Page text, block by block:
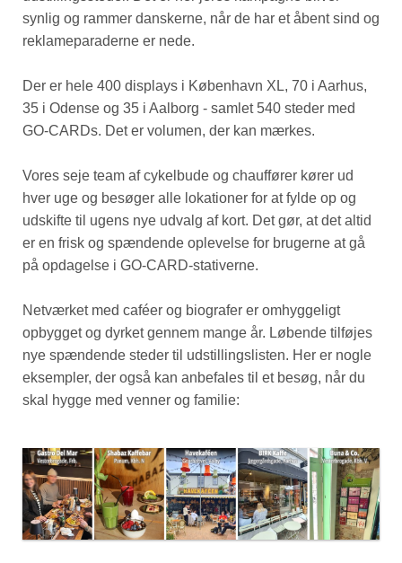
synlig og rammer danskerne, når de har et åbent sind og
reklameparaderne er nede.
Der er hele 400 displays i København XL, 70 i Aarhus,
35 i Odense og 35 i Aalborg - samlet 540 steder med
GO-CARDs. Det er volumen, der kan mærkes.
Vores seje team af cykelbude og chauffører kører ud
hver uge og besøger alle lokationer for at fylde op og
udskifte til ugens nye udvalg af kort. Det gør, at det altid
er en frisk og spændende oplevelse for brugerne at gå
på opdagelse i GO-CARD-stativerne.
Netværket med caféer og biografer er omhyggeligt
opbygget og dyrket gennem mange år. Løbende tilføjes
nye spændende steder til udstillingslisten. Her er nogle
eksempler, der også kan anbefales til et besøg, når du
skal hygge med venner og familie: